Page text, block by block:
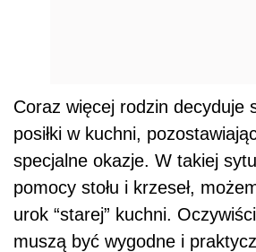
Coraz więcej rodzin decyduje
posiłki w kuchni,
specjalne okazje. W takiej
pomocy stołu i krzeseł,
urok “starej” kuchni.
muszą być wygodne i